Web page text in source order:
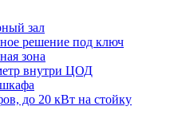
зал
решение под ключ
зона
внутри ЦОД
до 20 кВт на стойку